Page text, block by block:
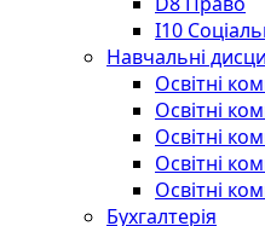
I10
Навчальні
Освітні
Освітні
Освітні
Освітні
Освітні
Бухгалтерія